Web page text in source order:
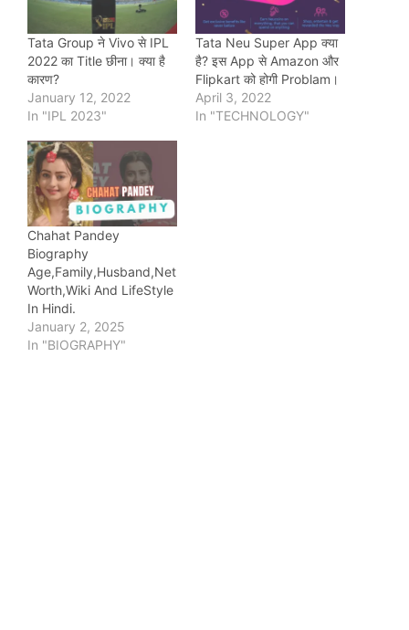
Tata Group ने Vivo से IPL
2022 का Title छीना। क्या है
कारण?
January 12, 2022
In "IPL 2023"
Tata Neu Super App क्या
है? इस App से Amazon और
Flipkart को होगी Problam।
April 3, 2022
In "TECHNOLOGY"
Chahat Pandey
Biography
Age,Family,Husband,Net
Worth,Wiki And LifeStyle
In Hindi.
January 2, 2025
In "BIOGRAPHY"